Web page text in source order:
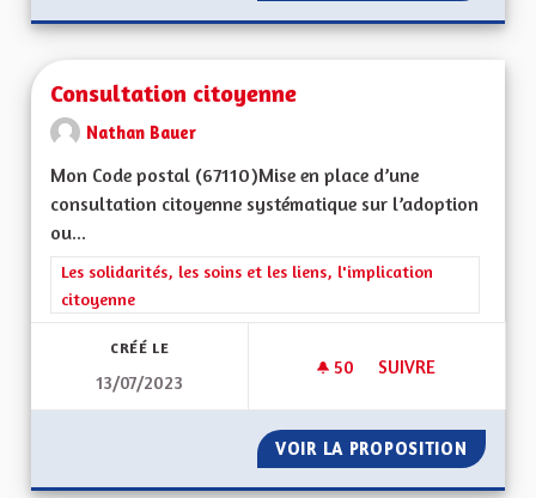
Consultation citoyenne
Nathan Bauer
Mon Code postal (67110)Mise en place d’une
consultation citoyenne systématique sur l’adoption
ou...
Filtrer les résultats de la catégorie : Les solidarités, les soins
Les solidarités, les soins et les liens, l'implication
citoyenne
CRÉÉ LE
13/07/2023
50 50 ABONNÉS
SUIVRE
VOIR LA PROPOSITION